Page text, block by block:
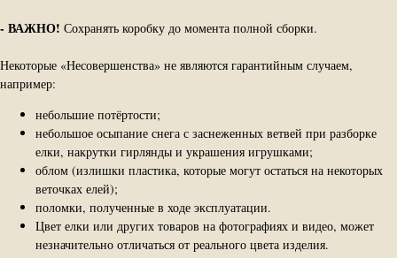
- ВАЖНО! Сохранять коробку до момента полной сборки.
Некоторые «Несовершенства» не являются гарантийным случаем,
например:
небольшие потёртости;
небольшое осыпание снега с заснеженных ветвей при разборке
елки, накрутки гирлянды и украшения игрушками;
облом (излишки пластика, которые могут остаться на некоторых
веточках елей);
поломки, полученные в ходе эксплуатации.
Цвет елки или других товаров на фотографиях и видео, может
незначительно отличаться от реального цвета изделия.